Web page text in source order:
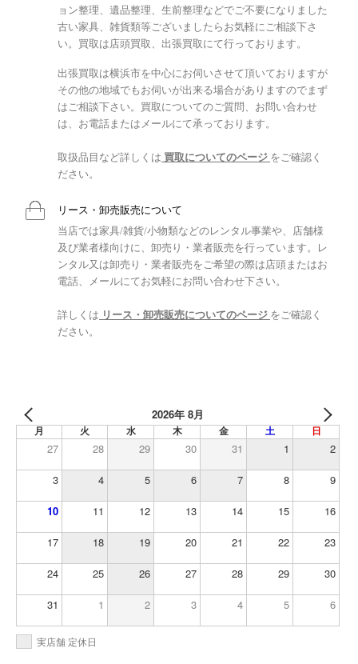
ョン整理、遺品整理、生前整理などでご不要になりました
古い家具、雑貨類等ございましたらお気軽にご相談下さ
い。買取は店頭買取、出張買取にて行っております。
出張買取は横浜市を中心にお伺いさせて頂いておりますが
その他の地域でもお伺いが出来る場合がありますのでまず
はご相談下さい。買取についてのご質問、お問い合わせ
は、お電話またはメールにて承っております。
取扱品目など詳しくは 買取についてのページ をご確認く
ださい。
リース・卸売販売について
当店では家具/雑貨/小物類などのレンタル事業や、店舗様
及び業者様向けに、卸売り・業者販売を行っています。レ
ンタル又は卸売り・業者販売をご希望の際は店頭またはお
電話、メールにてお気軽にお問い合わせ下さい。
詳しくは リース・卸売販売についてのページ をご確認く
ださい。
2026年 8月
月 火 水 木 金 土 日
27 28 29 30 31 1 2
3 4 5 6 7 8 9
10 11 12 13 14 15 16
17 18 19 20 21 22 23
24 25 26 27 28 29 30
31 1 2 3 4 5 6
実店舗 定休日